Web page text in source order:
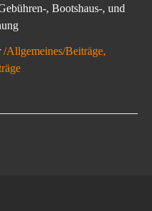
, Bootshaus-, und
/Allgemeines/Beiträge,